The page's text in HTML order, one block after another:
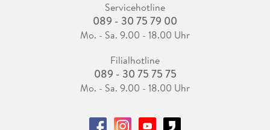
Servicehotline
089 - 30 75 79 00
Mo. - Sa. 9.00 - 18.00 Uhr
Filialhotline
089 - 30 75 75 75
Mo. - Sa. 9.00 - 18.00 Uhr